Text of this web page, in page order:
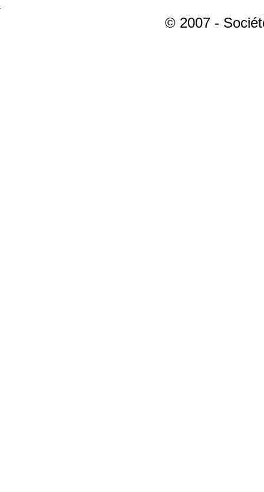
© 2007 -